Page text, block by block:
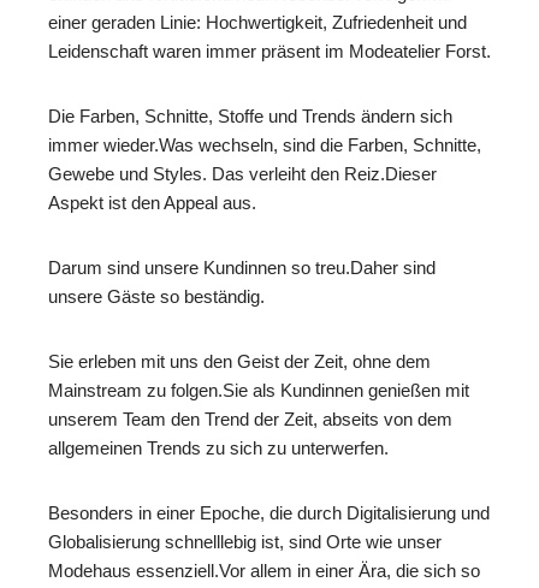
einer geraden Linie: Hochwertigkeit, Zufriedenheit und
Leidenschaft waren immer präsent im Modeatelier Forst.
Die Farben, Schnitte, Stoffe und Trends ändern sich
immer wieder.Was wechseln, sind die Farben, Schnitte,
Gewebe und Styles. Das verleiht den Reiz.Dieser
Aspekt ist den Appeal aus.
Darum sind unsere Kundinnen so treu.Daher sind
unsere Gäste so beständig.
Sie erleben mit uns den Geist der Zeit, ohne dem
Mainstream zu folgen.Sie als Kundinnen genießen mit
unserem Team den Trend der Zeit, abseits von dem
allgemeinen Trends zu sich zu unterwerfen.
Besonders in einer Epoche, die durch Digitalisierung und
Globalisierung schnelllebig ist, sind Orte wie unser
Modehaus essenziell.Vor allem in einer Ära, die sich so